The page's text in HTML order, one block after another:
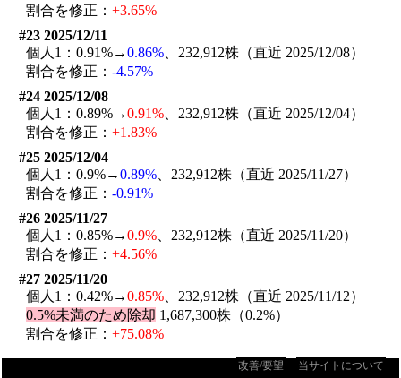
割合を修正：+3.65%
#23 2025/12/11
個人1：0.91%→0.86% 、232,912株（直近 2025/12/08）
割合を修正：-4.57%
#24 2025/12/08
個人1：0.89%→0.91% 、232,912株（直近 2025/12/04）
割合を修正：+1.83%
#25 2025/12/04
個人1：0.9%→0.89% 、232,912株（直近 2025/11/27）
割合を修正：-0.91%
#26 2025/11/27
個人1：0.85%→0.9% 、232,912株（直近 2025/11/20）
割合を修正：+4.56%
#27 2025/11/20
個人1：0.42%→0.85% 、232,912株（直近 2025/11/12）
0.5%未満のため除却 1,687,300株（0.2%）
割合を修正：+75.08%
改善/要望 当サイトについて